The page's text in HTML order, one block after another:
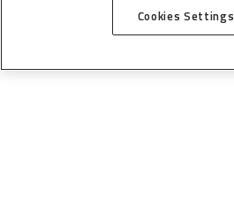
Cookies Settings